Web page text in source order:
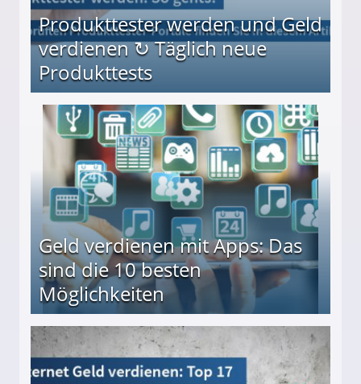
Produkttester werden und Geld
verdienen ↻ Täglich neue
Produkttests
↻ Täglich neue Produkttests
Geld verdienen mit Apps: Das
sind die 10 besten
Möglichkeiten
besten Möglichkeiten